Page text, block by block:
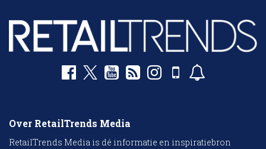
Over RetailTrends Media
RetailTrends Media is dé informatie en inspiratiebron